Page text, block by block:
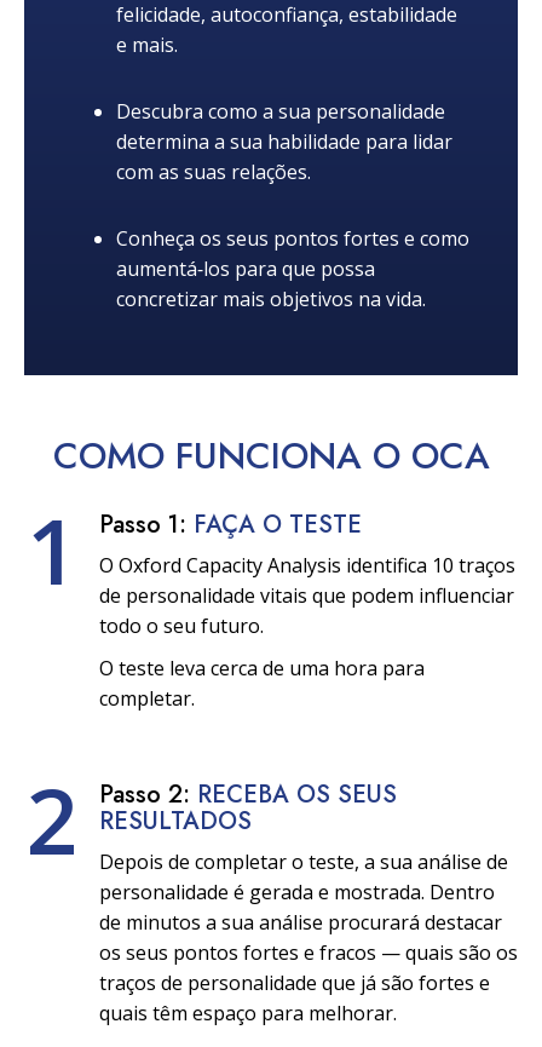
felicidade, autoconfiança, estabilidade
e mais.
Descubra como a sua personalidade
determina a sua habilidade para lidar
com as suas relações.
Conheça os seus pontos fortes e como
aumentá‑los para que possa
concretizar mais objetivos na vida.
COMO FUNCIONAO OCA
1 Passo 1: FAÇA O TESTE
O Oxford Capacity Analysis identifica 10 traços
de personalidade vitais que podem influenciar
todo o seu futuro.
O teste leva cerca de uma hora para
completar.
2 Passo 2: RECEBA OS SEUS
RESULTADOS
Depois de completar o teste, a sua análise de
personalidade é gerada e mostrada. Dentro
de minutos a sua análise procurará destacar
os seus pontos fortes e fracos — quais são os
traços de personalidade que já são fortes e
quais têm espaço para melhorar.